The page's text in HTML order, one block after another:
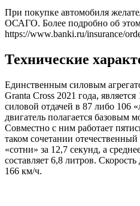
При покупке автомобиля
ОСАГО. Более подробно об
https://www.banki.ru/insurance/
Технические
Единственным силовым
Granta Cross 2021 года,
силовой отдачей в 87 либо
двигатель полагается базовым
Совместно с ним работает
таком сочетании отечественный
«сотни» за 12,7 секунд, а
составляет 6,8 литров.
166 км/ч.